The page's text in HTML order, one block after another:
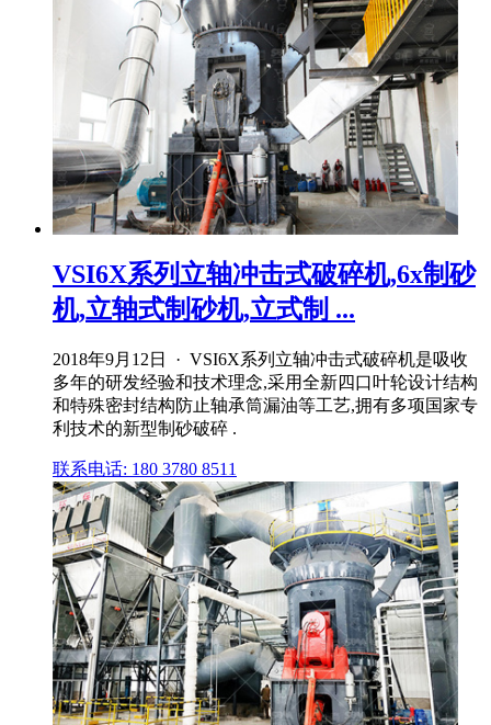
VSI6X系列立轴冲击式破碎机,6x制砂
机,立轴式制砂机,立式制 ...
2018年9月12日 · VSI6X系列立轴冲击式破碎机是吸收
多年的研发经验和技术理念,采用全新四口叶轮设计结构
和特殊密封结构防止轴承筒漏油等工艺,拥有多项国家专
利技术的新型制砂破碎 .
联系电话: 180 3780 8511